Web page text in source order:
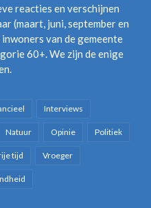
reacties en verschijnen
(maart, juni, september en
van de gemeente
60+. We zijn de enige
Interviews
Natuur Opinie Politiek
tijd Vroeger